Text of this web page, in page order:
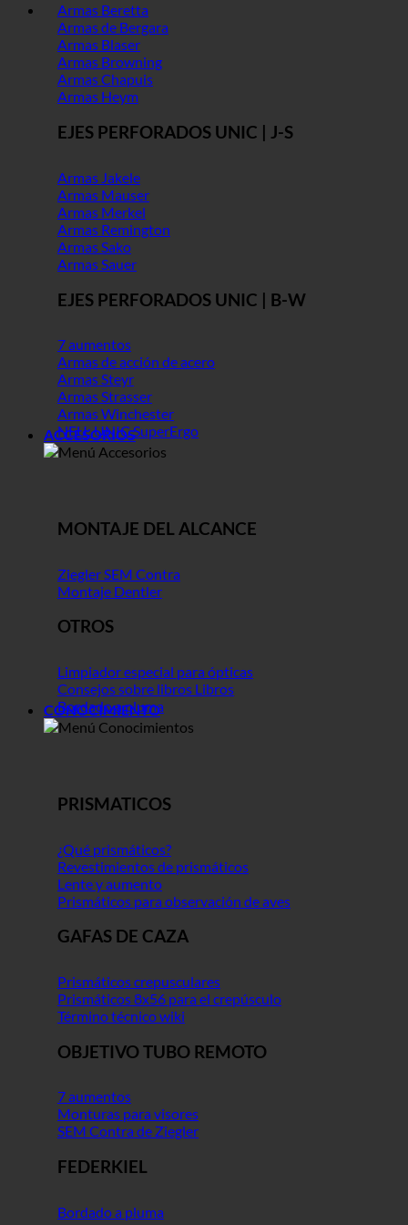
Armas Beretta
Armas de Bergara
Armas Blaser
Armas Browning
Armas Chapuis
Armas Heym
EJES PERFORADOS UNIC | J-S
Armas Jakele
Armas Mauser
Armas Merkel
Armas Remington
Armas Sako
Armas Sauer
EJES PERFORADOS UNIC | B-W
7 aumentos
Armas de acción de acero
Armas Steyr
Armas Strasser
Armas Winchester
NEU: UNIC SuperErgo
ACCESORIOS
MONTAJE DEL ALCANCE
Ziegler SEM Contra
Montaje Dentler
OTROS
Limpiador especial para ópticas
Consejos sobre libros Libros
Bordado a pluma
CONOCIMIENTO
PRISMATICOS
¿Qué prismáticos?
Revestimientos de prismáticos
Lente y aumento
Prismáticos para observación de aves
GAFAS DE CAZA
Prismáticos crepusculares
Prismáticos 8x56 para el crepúsculo
Término técnico wiki
OBJETIVO TUBO REMOTO
7 aumentos
Monturas para visores
SEM Contra de Ziegler
FEDERKIEL
Bordado a pluma